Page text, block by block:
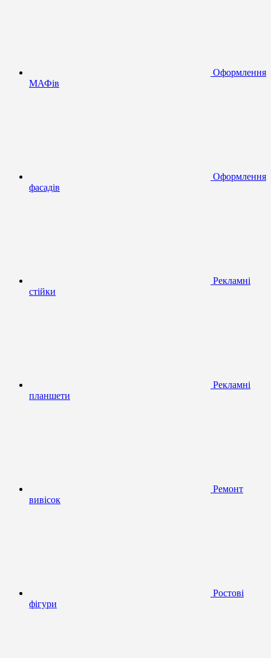
Оформлення
МАФів
Оформлення
фасадів
Рекламні
стійки
Рекламні
планшети
Ремонт
вивісок
Ростові
фігури